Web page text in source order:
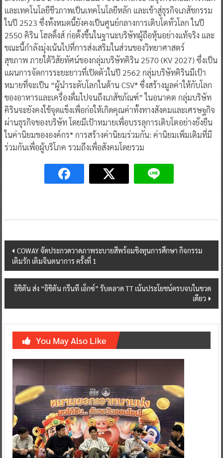
2550 คิริน โฮลดิ้งส์ ก่อตั้งขึ้นในฐานะบริษัทผู้ถือหุ้นอย่างแท้จริง และ
ขณะนี้กำลังมุ่งเน้นไปที่การส่งเสริมในส่วนของวิทยาศาสตร์
สุขภาพ ภายใต้วิสัยทัศน์ของกลุ่มบริษัทคิริน 2570 (KV 2027) ซึ่งเป็น
แผนการจัดการระยะยาวที่เปิดตัวในปี 2562 กลุ่มบริษัทคิรินมีเป้า
หมายที่จะเป็น “ผู้นำระดับโลกในด้าน CSV* ซึ่งสร้างมูลค่าให้กับโลก
ของอาหารและเครื่องดื่มไปจนถึงเภสัชภัณฑ์” ในอนาคต กลุ่มบริษัท
คิรินจะยังคงใช้จุดแข็งเพื่อก่อให้เกิดคุณค่าทั้งทางสังคมและเศรษฐกิจ
ผ่านธุรกิจของบริษัท โดยมีเป้าหมายเพื่อบรรลุการเติบโตอย่างยั่งยืน
ในค่านิยมขององค์กร* การสร้างค่านิยมร่วมกัน: ค่านิยมเพิ่มเติมที่มี
ร่วมกันเพื่อผู้บริโภค รวมถึงเพื่อสังคมโดยรวม
navigation
เติมรัก เติมจินตนาการ ครั้งที่ 1
อิชิตัน ส่ง “อิชิตัน กรีนที เอ็กซ์” รับตลาด TT เน้นประโยชน์ครบจบในขวด
เดียว